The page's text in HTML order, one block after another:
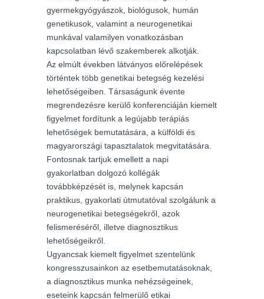
gyermekgyógyászok, biológusok, humán
genetikusok, valamint a neurogenetikai
munkával valamilyen vonatkozásban
kapcsolatban lévő szakemberek alkotják.
Az elmúlt években látványos előrelépések
történtek több genetikai betegség kezelési
lehetőségeiben. Társaságunk évente
megrendezésre kerülő konferenciáján kiemelt
figyelmet fordítunk a legújabb terápiás
lehetőségek bemutatására, a külföldi és
magyarországi tapasztalatok megvitatására.
Fontosnak tartjuk emellett a napi
gyakorlatban dolgozó kollégák
továbbképzését is, melynek kapcsán
praktikus, gyakorlati útmutatóval szolgálunk a
neurogenetikai betegségekről, azok
felismeréséről, illetve diagnosztikus
lehetőségeikről.
Ugyancsak kiemelt figyelmet szentelünk
kongresszusainkon az esetbemutatásoknak,
a diagnosztikus munka nehézségeinek,
eseteink kapcsán felmerülő etikai